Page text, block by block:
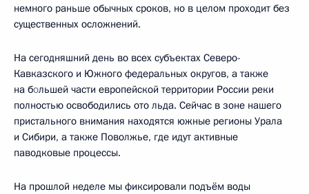
немного раньше обычных сроков, но в целом проходит без
существенных осложнений.
На сегодняшний день во всех субъектах Северо-
Кавказского и Южного федеральных округов, а также
на большей части европейской территории России реки
полностью освободились ото льда. Сейчас в зоне нашего
пристального внимания находятся южные регионы Урала
и Сибири, а также Поволжье, где идут активные
паводковые процессы.
На прошлой неделе мы фиксировали подъём воды